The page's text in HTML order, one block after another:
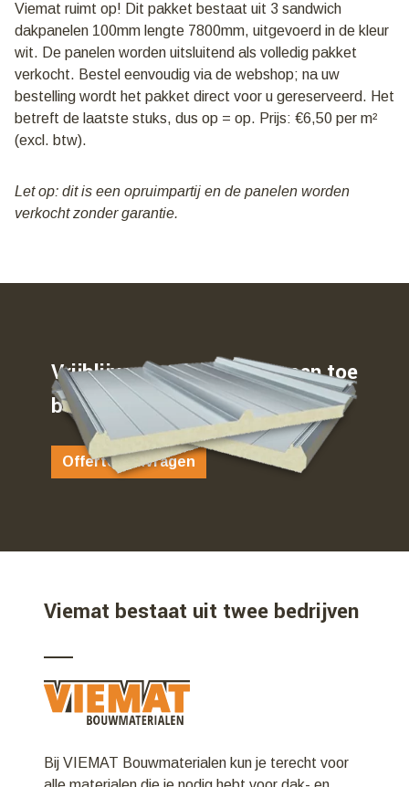
|
€
6,50
per
m2
aantal
Viemat ruimt op! Dit pakket bestaat uit 3 sandwich
dakpanelen 100mm lengte 7800mm, uitgevoerd in de kleur
wit. De panelen worden uitsluitend als volledig pakket
verkocht. Bestel eenvoudig via de webshop; na uw
bestelling wordt het pakket direct voor u gereserveerd. Het
betreft de laatste stuks, dus op = op. Prijs: €6,50 per m²
(excl. btw).
Let op: dit is een opruimpartij en de panelen worden
verkocht zonder garantie.
Vrijblijvend weten waar u aan toe
bent…
Offerte aanvragen
Viemat bestaat uit twee bedrijven
Bij VIEMAT Bouwmaterialen kun je terecht voor